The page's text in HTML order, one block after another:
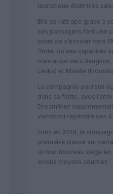
touristique étant très
Elle se rattrape grâce à
ses passagers font une
avant de s’envoler vers
l’Inde, où ses capacités
mais aussi vers
Lanka) et Manille
La compagnie poursuit
dans sa flotte, avec
Dreamliner
viendront rejoindre ses
Enfin en 2018, la
première classe sur
un tout nouveau siège
avions moyens courrier.